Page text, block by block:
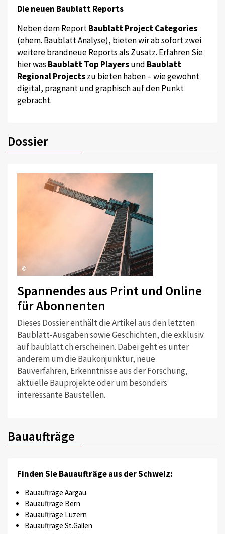
Die neuen Baublatt Reports
Neben dem ReportBaublatt Project Categories
(ehem. Baublatt Analyse), bieten wir ab sofort zwei
weitere brandneue Reports als Zusatz. Erfahren Sie
hier was Baublatt Top Playersund Baublatt
Regional Projectszu bieten haben – wie gewohnt
digital, prägnant und graphisch auf den Punkt
gebracht.
Dossier
©
Spannendes aus Print und Online
für Abonnenten
Dieses Dossier enthält die Artikel aus den letzten
Baublatt-Ausgaben sowie Geschichten, die exklusiv
auf baublatt.ch erscheinen. Dabei geht es unter
anderem um die Baukonjunktur, neue
Bauverfahren, Erkenntnisse aus der Forschung,
aktuelle Bauprojekte oder um besonders
interessante Baustellen.
Bauaufträge
Finden Sie Bauaufträge aus der Schweiz:
Bauaufträge Aargau
Bauaufträge Bern
Bauaufträge Luzern
Bauaufträge St.Gallen